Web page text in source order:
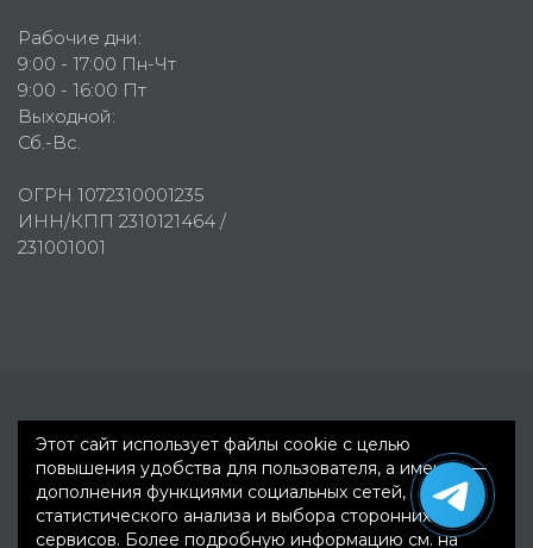
Рабочие дни:
9:00 - 17:00 Пн-Чт
9:00 - 16:00 Пт
Выходной:
Сб.-Вс.
ОГРН 1072310001235
ИНН/КПП 2310121464 /
231001001
Этот сайт использует файлы cookie с целью
повышения удобства для пользователя, а именно —
дополнения функциями социальных сетей,
статистического анализа и выбора сторонних
сервисов. Более подробную информацию см. на